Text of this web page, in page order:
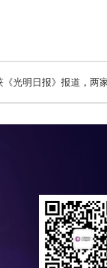
光明日报》报道，两